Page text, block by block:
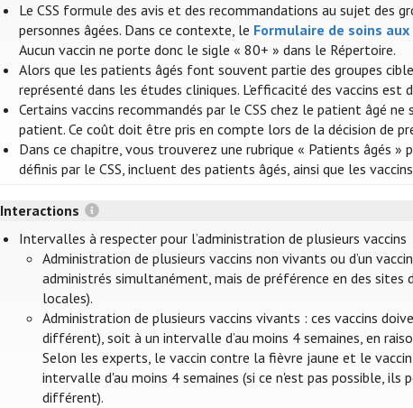
Le CSS formule des avis et des recommandations au sujet des
personnes âgées. Dans ce contexte, le Formulaire de soins
Aucun vaccin ne porte donc le sigle « 80+ » dans le Répertoire.
Alors que les patients âgés font souvent partie des groupes
représenté dans les études cliniques. L’efficacité des vaccins
Certains vaccins recommandés par le CSS chez le patient âgé
patient. Ce coût doit être pris en compte lors de la décision de
Dans ce chapitre, vous trouverez une rubrique « Patients âgés
définis par le CSS, incluent des patients âgés, ainsi que les
Interactions
Intervalles à respecter pour l’administration de plusieurs vaccins
Administration de plusieurs vaccins non vivants ou d’un
administrés simultanément, mais de préférence en des
locales).
Administration de plusieurs vaccins vivants : ces vaccins
différent), soit à un intervalle d’au moins 4 semaines, en
Selon les experts, le vaccin contre la fièvre jaune et le
intervalle d'au moins 4 semaines (si ce n'est pas possible,
différent).